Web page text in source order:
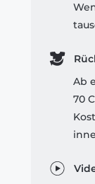
Ab
70